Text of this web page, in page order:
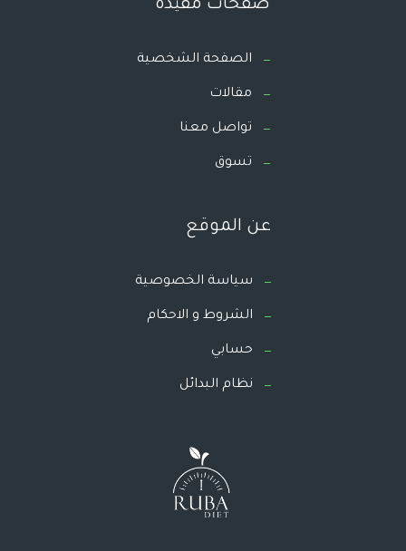
صفحات مفيدة
الصفحة الشخصية
مقالات
تواصل معنا
تسوق
عن الموقع
سياسة الخصوصية
الشروط و الاحكام
حسابي
نظام البدائل